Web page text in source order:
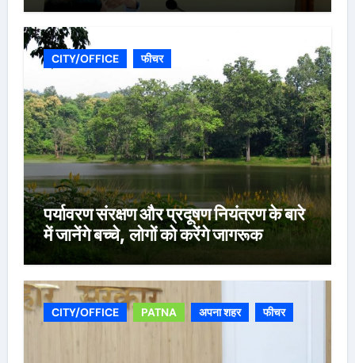
CITY/OFFICE फीचर
पर्यावरण संरक्षण और प्रदूषण नियंत्रण के बारे
में जानेंगे बच्चे, लोगों को करेंगे जागरूक
CITY/OFFICE PATNA अपना शहर फीचर